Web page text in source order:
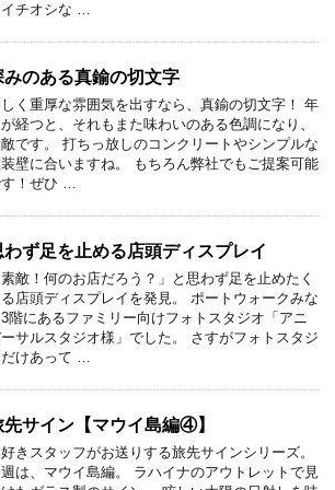
イチオシな …
みのある真鍮の切文字
く重厚な雰囲気を出すなら、真鍮の切文字！ 年
が経つと、それもまた味わいのある色調になり、
です。 打ちっ放しのコンクリートやシンプルな
壁に合いますね。 もちろん弊社でもご提案可能
！ぜひ …
わず足を止める店頭ディスプレイ
素敵！何のお店だろう？」と思わず足を止めたく
店頭ディスプレイを発見。 ポートウォークみな
3階にあるファミリー向けフォトスタジオ「アニ
サルスタジオ様」でした。 さすがフォトスタジ
だけあって …
先サイン【マウイ島編④】
きスタッフがお送りする旅先サインシリーズ。
は、マウイ島編。 ラハイナのアウトレットで見